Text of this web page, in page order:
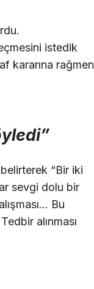
istedik
kararına rağmen
“Bir iki
sevgi dolu bir
Bu
alınması